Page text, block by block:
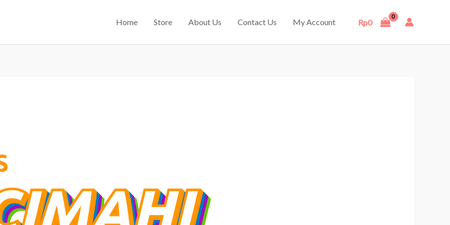
Home Store About Us Contact Us My Account Rp0